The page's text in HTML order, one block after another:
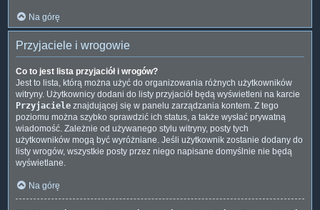
Na górę
Przyjaciele i wrogowie
Co to jest lista przyjaciół i wrogów?
Jest to lista, którą można użyć do organizowania różnych użytkowników
witryny. Użytkownicy dodani do listy przyjaciół będą wyświetleni na karcie
Przyjaciele znajdującej się w panelu zarządzania kontem. Z tego
poziomu można szybko sprawdzić ich status, a także wysłać prywatną
wiadomość. Zależnie od używanego stylu witryny, posty tych
użytkowników mogą być wyróżniane. Jeśli użytkownik zostanie dodany do
listy wrogów, wszystkie posty przez niego napisane domyślnie nie będą
wyświetlane.
Na górę